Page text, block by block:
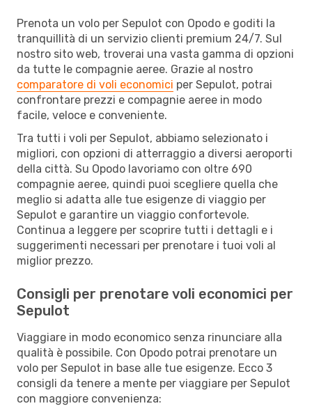
Prenota un volo per Sepulot con Opodo e goditi la
tranquillità di un servizio clienti premium 24/7. Sul
nostro sito web, troverai una vasta gamma di opzioni
da tutte le compagnie aeree. Grazie al nostro
comparatore di voli economici per Sepulot, potrai
confrontare prezzi e compagnie aeree in modo
facile, veloce e conveniente.
Tra tutti i voli per Sepulot, abbiamo selezionato i
migliori, con opzioni di atterraggio a diversi aeroporti
della città. Su Opodo lavoriamo con oltre 690
compagnie aeree, quindi puoi scegliere quella che
meglio si adatta alle tue esigenze di viaggio per
Sepulot e garantire un viaggio confortevole.
Continua a leggere per scoprire tutti i dettagli e i
suggerimenti necessari per prenotare i tuoi voli al
miglior prezzo.
Consigli per prenotare voli economici per
Sepulot
Viaggiare in modo economico senza rinunciare alla
qualità è possibile. Con Opodo potrai prenotare un
volo per Sepulot in base alle tue esigenze. Ecco 3
consigli da tenere a mente per viaggiare per Sepulot
con maggiore convenienza: